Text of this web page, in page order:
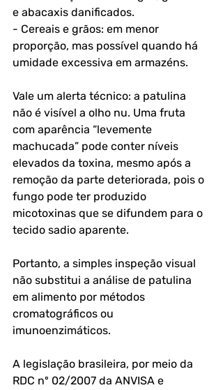
e abacaxis danificados.
- Cereais e grãos: em menor
proporção, mas possível quando há
umidade excessiva em armazéns.
Vale um alerta técnico: a patulina
não é visível a olho nu. Uma fruta
com aparência “levemente
machucada” pode conter níveis
elevados da toxina, mesmo após a
remoção da parte deteriorada, pois o
fungo pode ter produzido
micotoxinas que se difundem para o
tecido sadio aparente.
Portanto, a simples inspeção visual
não substitui a análise de patulina
em alimento por métodos
cromatográficos ou
imunoenzimáticos.
A legislação brasileira, por meio da
RDC nº 02/2007 da ANVISA e